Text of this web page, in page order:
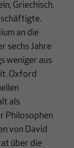
Griechisch,
an die
sechs Jahre
weniger aus
Oxford
als
Philosophen
von David
über die